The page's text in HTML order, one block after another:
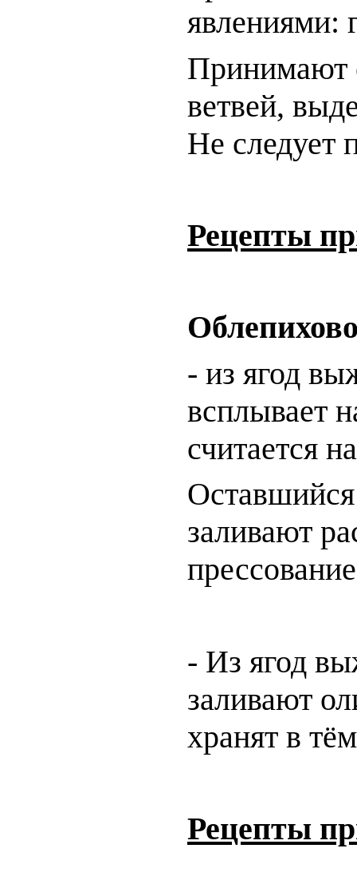
явлениями:
Принимают
ветвей,
Не следует
Рецепты
- из ягод
всплывает
считается
заливают
- Из ягод
заливают
хранят в
Рецепты